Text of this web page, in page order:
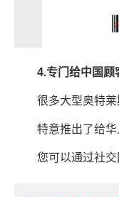
4.专门给中国顾
很多大型奥特莱
特意推出了给华
您可以通过社交